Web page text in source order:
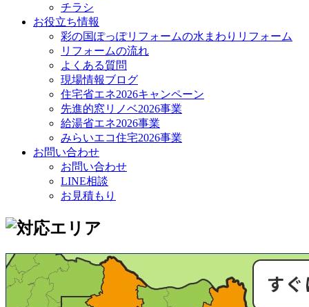
チラシ
お役立ち情報
彩の国ぽっぽリフォームの水まわりリフォーム
リフォームの流れ
よくある質問
現場情報ブログ
住宅省エネ2026キャンペーン
先進的窓リノベ2026事業
給湯省エネ2026事業
みらいエコ住宅2026事業
お問い合わせ
お問い合わせ
LINE相談
お見積もり